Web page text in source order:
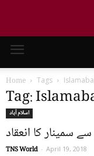
Home Tags
Tag:
اسلام آباد
سمینار کا انعقاد
TNS World - April 19, 2018